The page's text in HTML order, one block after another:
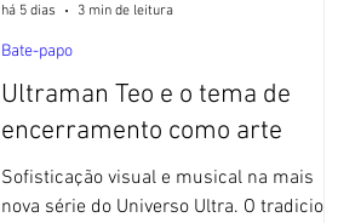
Ultraman Teo e o tema de
encerramento como arte
Sofisticação visual e musical na mais
nova série do Universo Ultra. O tradicional
Bate-papo
há 5 dias
3 min de leitura